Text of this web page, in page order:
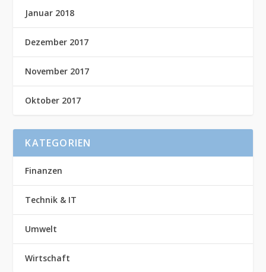
Januar 2018
Dezember 2017
November 2017
Oktober 2017
KATEGORIEN
Finanzen
Technik & IT
Umwelt
Wirtschaft